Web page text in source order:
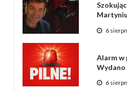
6
Alarm w
6